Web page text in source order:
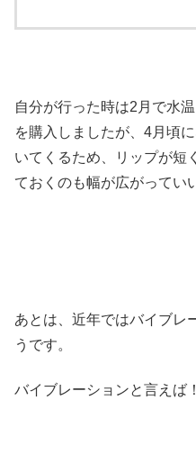
自分が行った時は2月で水
を購入しましたが、4月頃
いてくるため、リップが短
ておくのも幅が広がってい
あとは、近年ではバイブレ
うです。
バイブレーションと言えば！